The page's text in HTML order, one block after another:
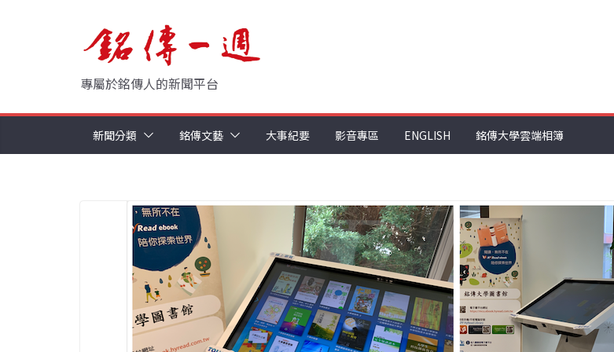
專屬於銘傳人的新聞平台
新聞分類 銘傳文藝 大事紀要 影音專區 ENGLISH 銘傳大學雲端相簿